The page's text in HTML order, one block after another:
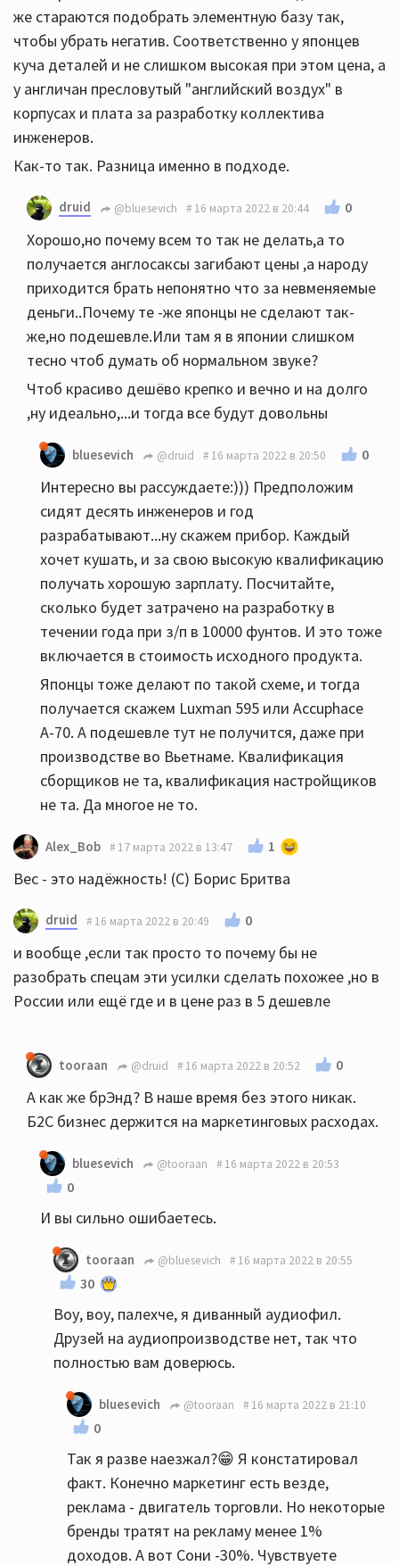
же стараются подобрать элементную базу так,
чтобы убрать негатив. Соответственно у японцев
куча деталей и не слишком высокая при этом цена, а
у англичан пресловутый "английский воздух" в
корпусах и плата за разработку коллектива
инженеров.
Как-то так. Разница именно в подходе.
druid @bluesevich 16 марта 2022 в 20:44 0
Хорошо,но почему всем то так не делать,а то
получается англосаксы загибают цены ,а народу
приходится брать непонятно что за невменяемые
деньги..Почему те -же японцы не сделают так-
же,но подешевле.Или там я в японии слишком
тесно чтоб думать об нормальном звуке?
Чтоб красиво дешёво крепко и вечно и на долго
,ну идеально,...и тогда все будут довольны
bluesevich @druid 16 марта 2022 в 20:50 0
Интересно вы рассуждаете:))) Предположим
сидят десять инженеров и год
разрабатывают...ну скажем прибор. Каждый
хочет кушать, и за свою высокую квалификацию
получать хорошую зарплату. Посчитайте,
сколько будет затрачено на разработку в
течении года при з/п в 10000 фунтов. И это тоже
включается в стоимость исходного продукта.
Японцы тоже делают по такой схеме, и тогда
получается скажем Luxman 595 или Accuphace
А-70. А подешевле тут не получится, даже при
производстве во Вьетнаме. Квалификация
сборщиков не та, квалификация настройщиков
не та. Да многое не то.
Alex_Bob 17 марта 2022 в 13:47 1
Вес - это надёжность! (С) Борис Бритва
druid 16 марта 2022 в 20:49 0
и вообще ,если так просто то почему бы не
разобрать спецам эти усилки сделать похожее ,но в
России или ещё где и в цене раз в 5 дешевле
tooraan @druid 16 марта 2022 в 20:52 0
А как же брЭнд? В наше время без этого никак.
Б2С бизнес держится на маркетинговых расходах.
bluesevich @tooraan 16 марта 2022 в 20:53
0
И вы сильно ошибаетесь.
tooraan @bluesevich 16 марта 2022 в 20:55
30
Воу, воу, палехче, я диванный аудиофил.
Друзей на аудиопроизводстве нет, так что
полностью вам доверюсь.
bluesevich @tooraan 16 марта 2022 в 21:10
0
Так я разве наезжал?😁 Я констатировал
факт. Конечно маркетинг есть везде,
реклама - двигатель торговли. Но некоторые
бренды тратят на рекламу менее 1%
доходов. А вот Сони -30%. Чувствуете